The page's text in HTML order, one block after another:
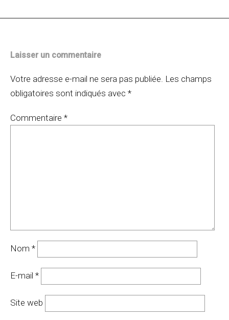
Laisser un commentaire
Votre adresse e-mail ne sera pas publiée. Les champs
obligatoires sont indiqués avec *
Commentaire *
Nom *
E-mail *
Site web